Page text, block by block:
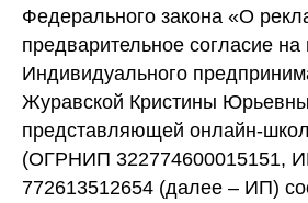
Федерального закона «О
предварительное согласие на
Индивидуального
Журавской Кристины
представляющей онлайн-
(ОГРНИП 322774600015151,
772613512654 (далее – ИП)